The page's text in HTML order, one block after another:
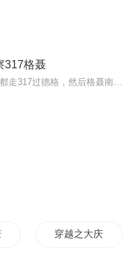
317格聂
余 穿越之大庆帝国